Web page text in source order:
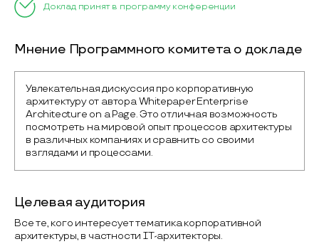
Доклад принят в программу конференции
Мнение Программного комитета о докладе
Увлекательная дискуссия про корпоративную
архитектуру от автора Whitepaper Enterprise
Architecture on a Page. Это отличная возможность
посмотреть на мировой опыт процессов архитектуры
в различных компаниях и сравнить со своими
взглядами и процессами.
Целевая аудитория
Все те, кого интересует тематика корпоративной
архитектуры, в частности IT-архитекторы.